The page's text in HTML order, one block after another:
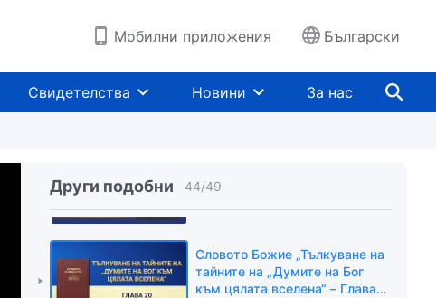
Мобилни приложения Български
Свидетелства Новини За нас
Други подобни 44/49
26:37
към цялата вселена“ – Глава
18“
19:32
към цялата вселена“ – Глава
19“
Словото Божие „Тълкуване на
тайните на „Думите на Бог
към цялата вселена“ – Глава